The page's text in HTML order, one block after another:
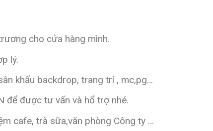
cho cửa hàng mình.
lý.
khấu backdrop, trang trí , mc,pg…
để được tư vấn và hổ trợ nhé.
cafe, trà sữa,văn phòng Công ty …